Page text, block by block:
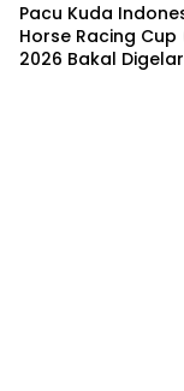
Pacu Kuda
Horse Racing Cup
2026 Bakal